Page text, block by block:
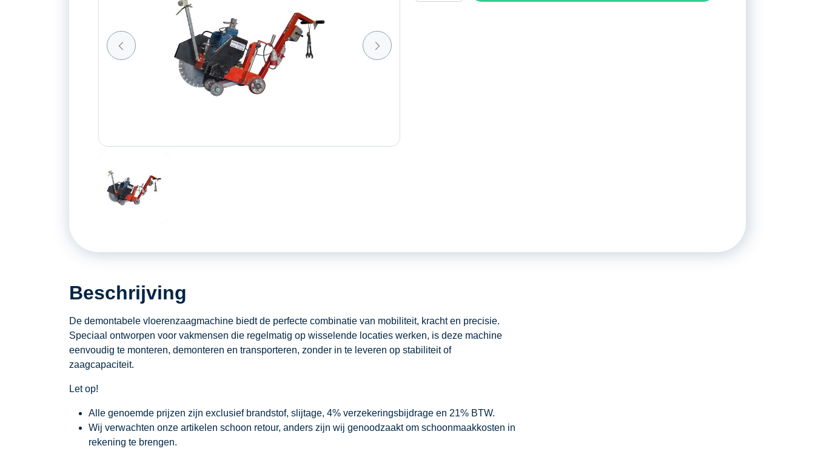
Beschrijving
De demontabele vloerenzaagmachine biedt de perfecte combinatie van mobiliteit, kracht en precisie.
Speciaal ontworpen voor vakmensen die regelmatig op wisselende locaties werken, is deze machine
eenvoudig te monteren, demonteren en transporteren, zonder in te leveren op stabiliteit of
zaagcapaciteit.
Let op!
Alle genoemde prijzen zijn exclusief brandstof, slijtage, 4% verzekeringsbijdrage en 21% BTW.
Wij verwachten onze artikelen schoon retour, anders zijn wij genoodzaakt om schoonmaakkosten in
rekening te brengen.